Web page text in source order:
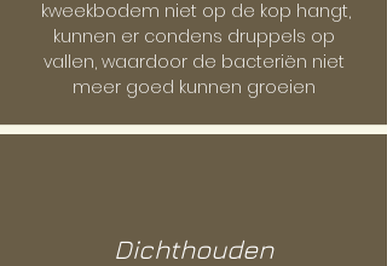
kweekbodem niet op de kop hangt,
kunnen er condens druppels op
vallen, waardoor de bacteriën niet
meer goed kunnen groeien
Dichthouden